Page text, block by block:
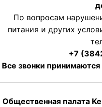
По вопросам
питания и других
+7
Все звонки
Общественная палата